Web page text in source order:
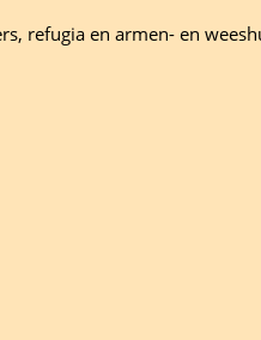
refugia en armen- en